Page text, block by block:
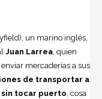
un marino inglés,
Juan Larrea, quien
mercaderías a sus
de transportar a
sin tocar puerto, cosa